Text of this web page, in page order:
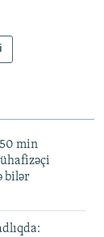
min
bilər